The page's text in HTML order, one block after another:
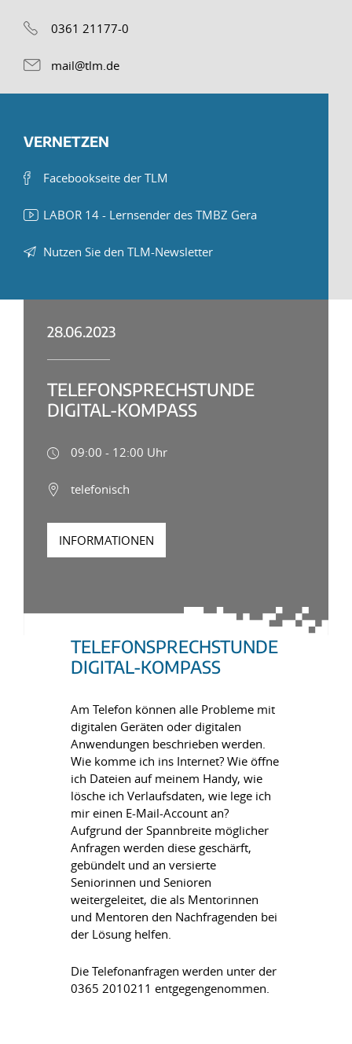
0361 21177-0
mail@tlm.de
VERNETZEN
Facebookseite der TLM
LABOR 14 - Lernsender des TMBZ Gera
Nutzen Sie den TLM-Newsletter
28.06.2023
TELEFONSPRECHSTUNDE
DIGITAL-KOMPASS
09:00 - 12:00 Uhr
telefonisch
INFORMATIONEN
TELEFONSPRECHSTUNDE
DIGITAL-KOMPASS
Am Telefon können alle Probleme mit
digitalen Geräten oder digitalen
Anwendungen beschrieben werden.
Wie komme ich ins Internet? Wie öffne
ich Dateien auf meinem Handy, wie
lösche ich Verlaufsdaten, wie lege ich
mir einen E-Mail-Account an?
Aufgrund der Spannbreite möglicher
Anfragen werden diese geschärft,
gebündelt und an versierte
Seniorinnen und Senioren
weitergeleitet, die als Mentorinnen
und Mentoren den Nachfragenden bei
der Lösung helfen.
Die Telefonanfragen werden unter der
0365 2010211 entgegengenommen.